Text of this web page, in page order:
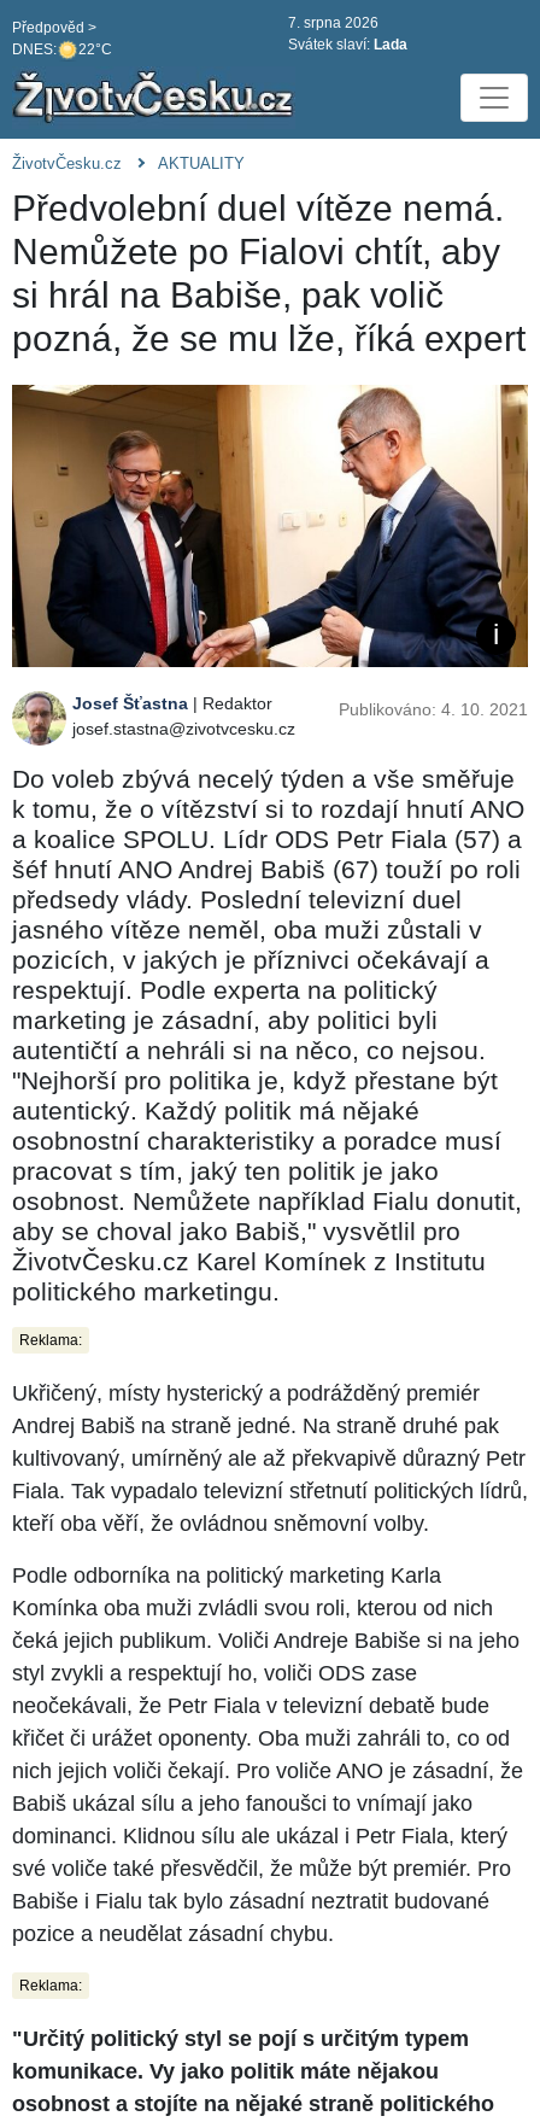
DNES: 22°C
Předpověd >
7. srpna 2026
Svátek slaví: Lada
ŽivotvČesku.cz AKTUALITY
Předvolební duel vítěze nemá.
Nemůžete po Fialovi chtít, aby
si hrál na Babiše, pak volič
pozná, že se mu lže, říká expert
Josef Šťastna | Redaktor
josef.stastna@zivotvcesku.cz
Publikováno: 4. 10. 2021
Do voleb zbývá necelý týden a vše směřuje
k tomu, že o vítězství si to rozdají hnutí ANO
a koalice SPOLU. Lídr ODS Petr Fiala (57) a
šéf hnutí ANO Andrej Babiš (67) touží po roli
předsedy vlády. Poslední televizní duel
jasného vítěze neměl, oba muži zůstali v
pozicích, v jakých je příznivci očekávají a
respektují. Podle experta na politický
marketing je zásadní, aby politici byli
autentičtí a nehráli si na něco, co nejsou.
"Nejhorší pro politika je, když přestane být
autentický. Každý politik má nějaké
osobnostní charakteristiky a poradce musí
pracovat s tím, jaký ten politik je jako
osobnost. Nemůžete například Fialu donutit,
aby se choval jako Babiš," vysvětlil pro
ŽivotvČesku.cz Karel Komínek z Institutu
politického marketingu.
Reklama:
Ukřičený, místy hysterický a podrážděný premiér
Andrej Babiš na straně jedné. Na straně druhé pak
kultivovaný, umírněný ale až překvapivě důrazný Petr
Fiala. Tak vypadalo televizní střetnutí politických lídrů,
kteří oba věří, že ovládnou sněmovní volby.
Podle odborníka na politický marketing Karla
Komínka oba muži zvládli svou roli, kterou od nich
čeká jejich publikum. Voliči Andreje Babiše si na jeho
styl zvykli a respektují ho, voliči ODS zase
neočekávali, že Petr Fiala v televizní debatě bude
křičet či urážet oponenty. Oba muži zahráli to, co od
nich jejich voliči čekají. Pro voliče ANO je zásadní, že
Babiš ukázal sílu a jeho fanoušci to vnímají jako
dominanci. Klidnou sílu ale ukázal i Petr Fiala, který
své voliče také přesvědčil, že může být premiér. Pro
Babiše i Fialu tak bylo zásadní neztratit budované
pozice a neudělat zásadní chybu.
Reklama:
"Určitý politický styl se pojí s určitým typem
komunikace. Vy jako politik máte nějakou
osobnost a stojíte na nějaké straně politického